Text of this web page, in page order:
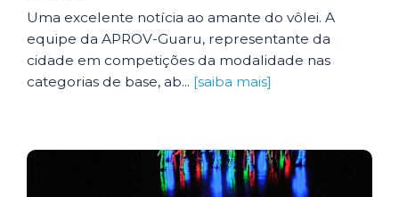
Uma excelente notícia ao amante do vôlei. A
equipe da APROV-Guaru, representante da
cidade em competições da modalidade nas
categorias de base, ab... [saiba mais]